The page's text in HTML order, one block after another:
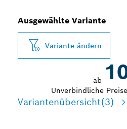
Ausgewählte Variante
Variante ändern
ab
Unverbindliche
Variantenübersicht(3)